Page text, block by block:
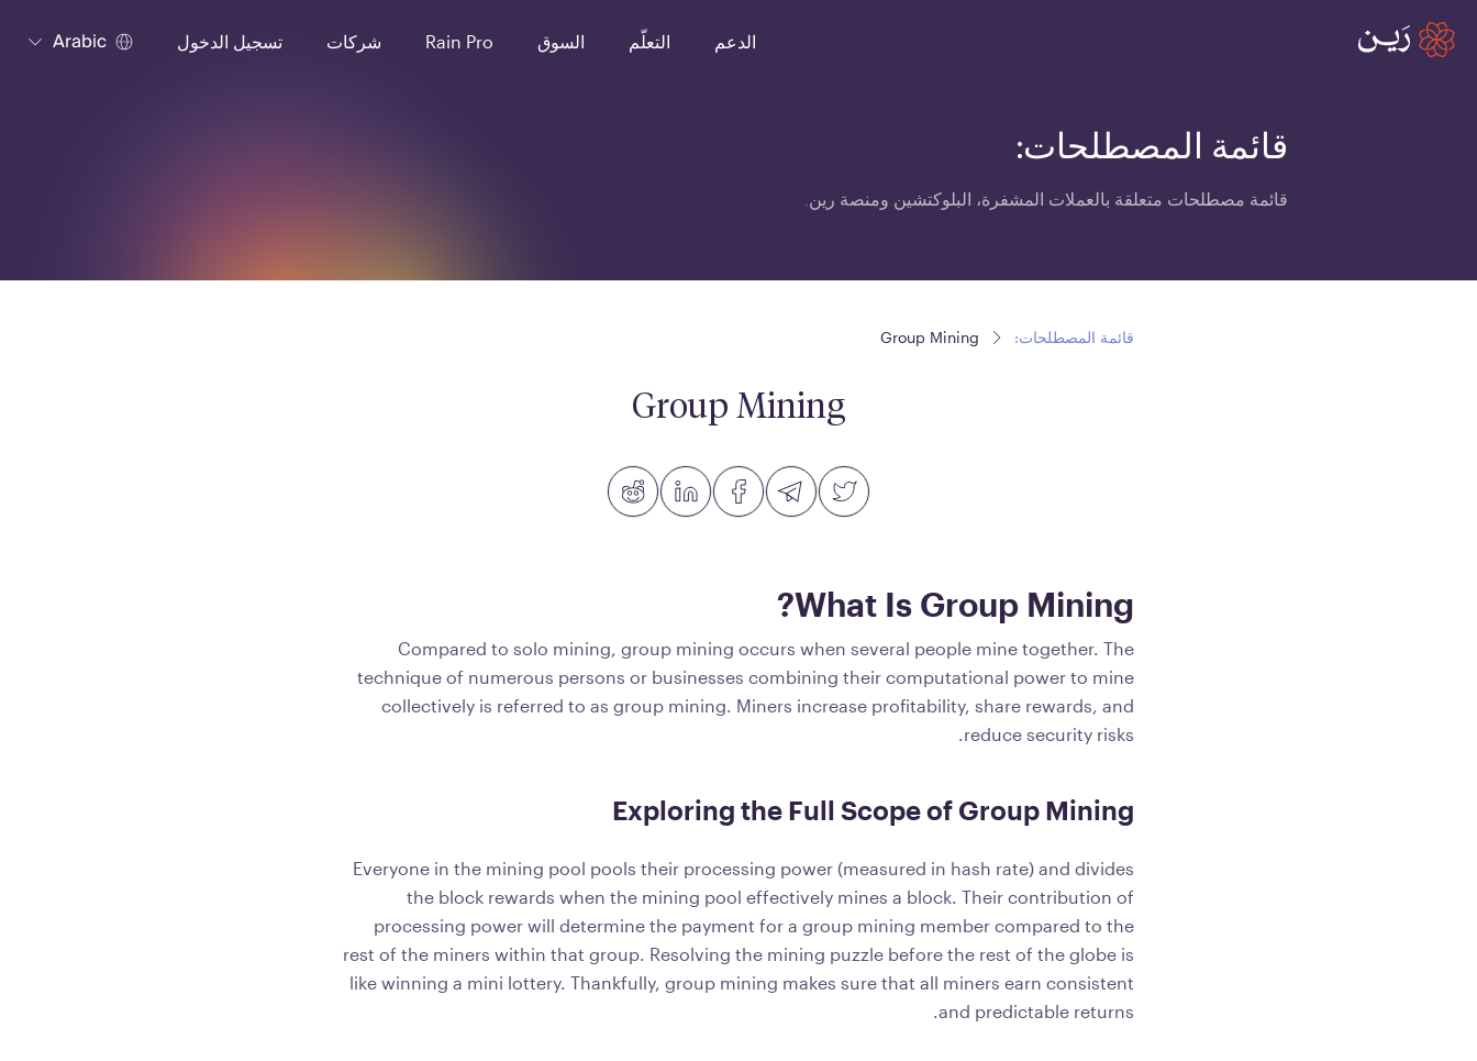
الدعم التعلّم السوق Rain Pro شركات تسجيل الدخول Arabic
قائمة المصطلحات:
قائمة مصطلحات متعلقة بالعملات المشفرة، البلوكتشين ومنصة رين.
قائمة المصطلحات: Group Mining
Group Mining
What Is Group Mining?
Compared to solo mining, group mining occurs when several people mine together. The
technique of numerous persons or businesses combining their computational power to mine
collectively is referred to as group mining. Miners increase profitability, share rewards, and
reduce security risks.
Exploring the Full Scope of Group Mining
Everyone in the mining pool pools their processing power (measured in hash rate) and divides
the block rewards when the mining pool effectively mines a block. Their contribution of
processing power will determine the payment for a group mining member compared to the
rest of the miners within that group. Resolving the mining puzzle before the rest of the globe is
like winning a mini lottery. Thankfully, group mining makes sure that all miners earn consistent
and predictable returns.